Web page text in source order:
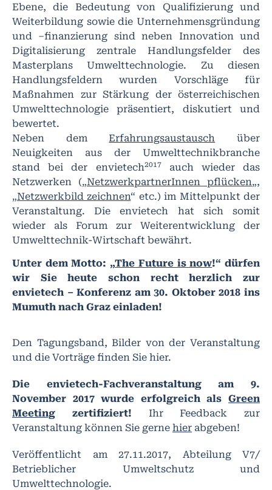
Ebene, die Bedeutung von Qualifizierung und
Weiterbildung sowie die Unternehmensgründung
und –finanzierung sind neben Innovation und
Digitalisierung zentrale Handlungsfelder des
Masterplans Umwelttechnologie. Zu diesen
Handlungsfeldern wurden Vorschläge für
Maßnahmen zur Stärkung der österreichischen
Umwelttechnologie präsentiert, diskutiert und
bewertet.
Neben demErfahrungsaustausch über
Neuigkeiten aus der Umwelttechnikbranche
stand bei der envietech2017auch wieder das
Netzwerken („NetzwerkpartnerInnen pflücken„,
„Netzwerkbild zeichnen“ etc.) im Mittelpunkt der
Veranstaltung. Die envietech hat sich somit
wieder als Forum zur Weiterentwicklung der
Umwelttechnik-Wirtschaft bewährt.
Unter dem Motto: „The Future is now!“ dürfen
wir Sie heute schon recht herzlich zur
envietech – Konferenz am 30. Oktober 2018 ins
Mumuth nach Graz einladen!
Den Tagungsband, Bilder von der Veranstaltung
und die Vorträge finden Sie hier.
Die envietech-Fachveranstaltung am 9.
November 2017 wurde erfolgreich als Green
Meeting zertifiziert! Ihr Feedback zur
Veranstaltung können Sie gerne hier abgeben!
Veröffentlicht am 27.11.2017, Abteilung V7/
Betrieblicher Umweltschutz und
Umwelttechnologie.